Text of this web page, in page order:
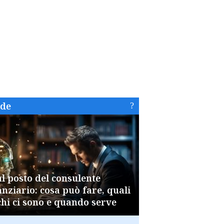
posto del consulente
cosa può fare, quali
ci sono e quando serve